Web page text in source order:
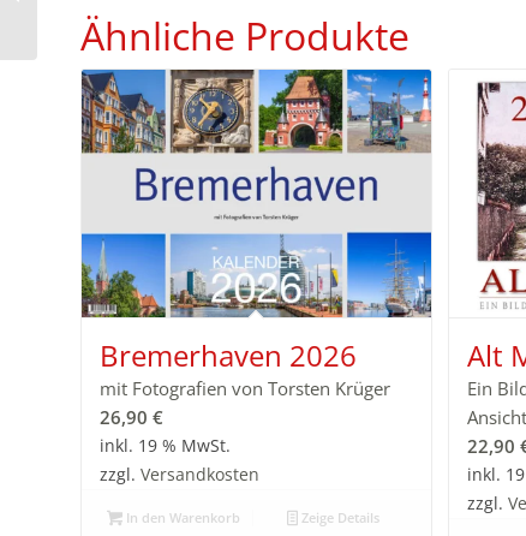
Ähnliche Produkte
Bremerhaven 2026
mit Fotografien von Torsten Krüger
26,90 €
inkl. 19 % MwSt.
zzgl. Versandkosten
In den Warenkorb Zeige Details
Alt
Ein
22,90
inkl.
zzgl.